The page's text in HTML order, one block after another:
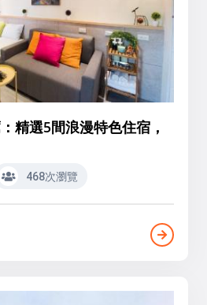
精選5間浪漫特色住宿，
468次瀏覽